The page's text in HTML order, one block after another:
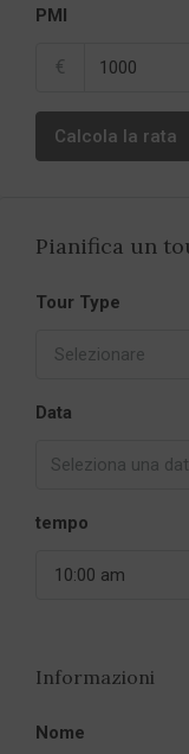
PMI
€
Calcola la rata
Pianifica un
Tour Type
Selezionare
Data
tempo
10:00 am
Informazioni
Nome